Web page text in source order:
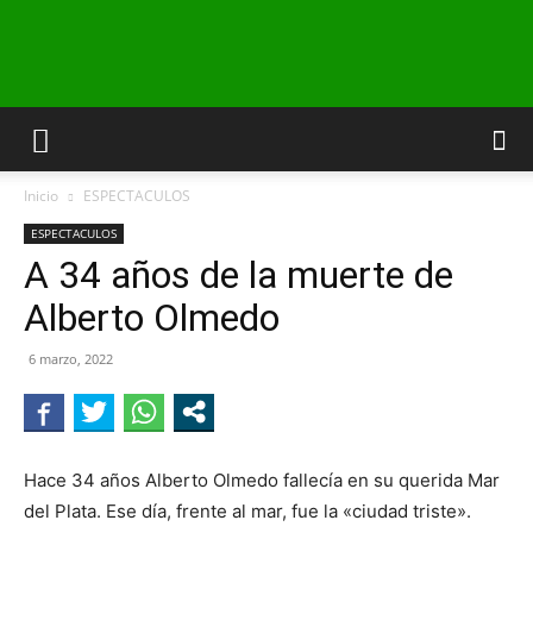
INFO24
NEGRO
Inicio ESPECTACULOS
ESPECTACULOS
A 34 años de la muerte de
Alberto Olmedo
6 marzo, 2022
Hace 34 años Alberto Olmedo fallecía en su querida Mar
del Plata. Ese día, frente al mar, fue la «ciudad triste».